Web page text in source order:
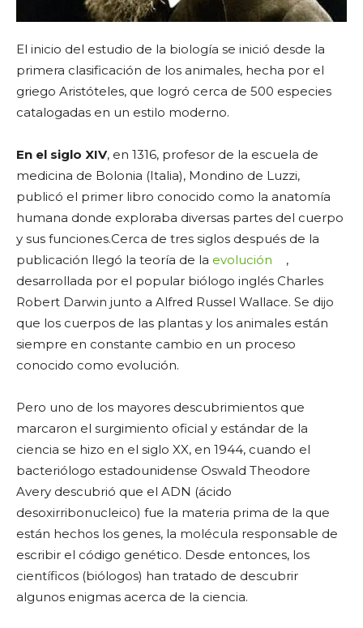
El inicio del estudio de la biología se inició desde la
primera clasificación de los animales, hecha por el
griego Aristóteles, que logró cerca de 500 especies
catalogadas en un estilo moderno.
En el siglo XIV, en 1316, profesor de la escuela de
medicina de Bolonia (Italia), Mondino de Luzzi,
publicó el primer libro conocido como la anatomía
humana donde exploraba diversas partes del cuerpo
y sus funciones.Cerca de tres siglos después de la
publicación llegó la teoría de la evolución
,
desarrollada por el popular biólogo inglés Charles
Robert Darwin junto a Alfred Russel Wallace. Se dijo
que los cuerpos de las plantas y los animales están
siempre en constante cambio en un proceso
conocido como evolución.
Pero uno de los mayores descubrimientos que
marcaron el surgimiento oficial y estándar de la
ciencia se hizo en el siglo XX, en 1944, cuando el
bacteriólogo estadounidense Oswald Theodore
Avery descubrió que el ADN (ácido
desoxirribonucleico) fue la materia prima de la que
están hechos los genes, la molécula responsable de
escribir el código genético. Desde entonces, los
científicos (biólogos) han tratado de descubrir
algunos enigmas acerca de la ciencia.